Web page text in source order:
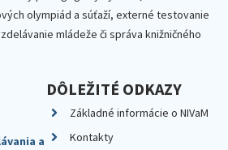
olympiád a súťaží, externé testovanie
mládeže či správa knižničného
a
DÔLEŽITÉ ODKAZY
Základné informácie o NIVaM
Kontakty